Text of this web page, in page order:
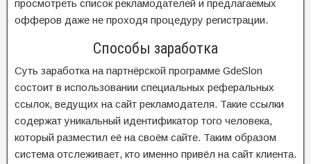
просмотреть список рекламодателей и предлагаемых
офферов даже не проходя процедуру регистрации.
Способы заработка
Суть заработка на партнёрской программе GdeSlon
состоит в использовании специальных реферальных
ссылок, ведущих на сайт рекламодателя. Такие ссылки
содержат уникальный идентификатор того человека,
который разместил её на своём сайте. Таким образом
система отслеживает, кто именно привёл на сайт клиента.